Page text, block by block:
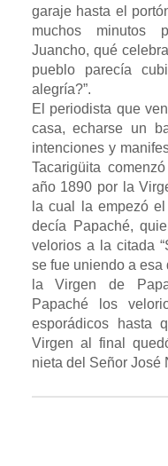
garaje hasta el
muchos minutos
Juancho, qué
pueblo parecía
alegría?”.
El periodista que
casa, echarse un
intenciones y
Tacarigüita
año 1890 por la
la cual la empezó
decía Papaché,
velorios a la citada
se fue uniendo a
la Virgen de
Papaché los
esporádicos hasta
Virgen al final
nieta del Señor José